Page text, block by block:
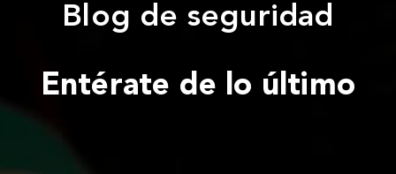
Blog de seguridad
Entérate de lo último